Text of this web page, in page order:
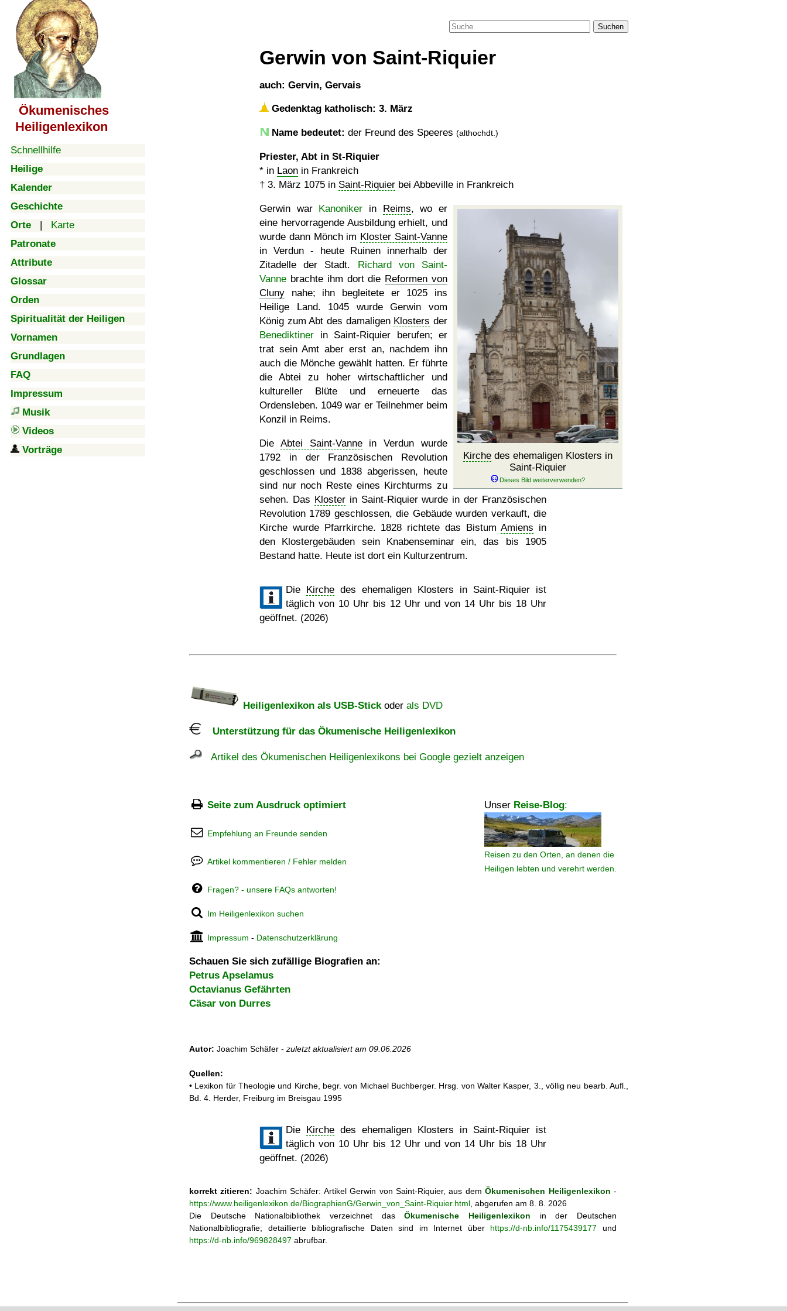
Ökumenisches
Heiligenlexikon
Schnellhilfe
Heilige
Kalender
Geschichte
Orte | Karte
Patronate
Attribute
Glossar
Orden
Spiritualität der Heiligen
Vornamen
Grundlagen
FAQ
Impressum
Musik
Videos
Vorträge
Suchen
Gerwin von Saint-Riquier
auch: Gervin, Gervais
Gedenktag katholisch: 3. März
Name bedeutet: der Freund des Speeres (althochdt.)
Priester, Abt in St-Riquier
* in Laon in Frankreich
† 3. März 1075 in Saint-Riquier bei Abbeville in Frankreich
Kirche des ehemaligen Klosters in
Saint-Riquier
Gerwin war Kanoniker in Reims, wo er
eine hervorragende Ausbildung erhielt, und
wurde dann Mönch im Kloster Saint-Vanne
in Verdun - heute Ruinen innerhalb der
Zitadelle der Stadt. Richard von Saint-
Vanne brachte ihm dort die Reformen von
Cluny nahe; ihn begleitete er 1025 ins
Heilige Land. 1045 wurde Gerwin vom
König zum Abt des damaligen Klosters der
Benediktiner in Saint-Riquier berufen; er
trat sein Amt aber erst an, nachdem ihn
auch die Mönche gewählt hatten. Er führte
die Abtei zu hoher wirtschaftlicher und
kultureller Blüte und erneuerte das
Ordensleben. 1049 war er Teilnehmer beim
Konzil in Reims.
Die Abtei Saint-Vannein Verdun wurde
1792 in der Französischen Revolution
geschlossen und 1838 abgerissen, heute
sind nur noch Reste eines Kirchturms zu
sehen. Das Klosterin Saint-Riquier wurde in der Französischen
Revolution 1789 geschlossen, die Gebäude wurden verkauft, die
Kirche wurde Pfarrkirche. 1828 richtete das BistumAmiens in
den Klostergebäuden sein Knabenseminar ein, das bis 1905
Bestand hatte. Heute ist dort ein Kulturzentrum.
Die Kirche des ehemaligen Klosters in Saint-Riquier ist
täglich von 10 Uhr bis 12 Uhr und von 14 Uhr bis 18 Uhr
geöffnet. (2026)
Heiligenlexikon als USB-Stickoder als DVD
Unterstützung für das Ökumenische Heiligenlexikon
Artikel des Ökumenischen Heiligenlexikons bei Google gezielt anzeigen
Seite zum Ausdruck optimiert Unser Reise-Blog:
Reisen zu den Orten, an denen die
Heiligen lebten und verehrt werden.
Empfehlung an Freunde senden
Artikel kommentieren / Fehler melden
Fragen? - unsere FAQs antworten!
Im Heiligenlexikon suchen
Impressum - Datenschutzerklärung
Schauen Sie sich zufällige Biografien an:
Petrus Apselamus
Octavianus Gefährten
Cäsar von Durres
Autor: Joachim Schäfer - zuletzt aktualisiert am 09.06.2026
Quellen:
• Lexikon für Theologie und Kirche, begr. von Michael Buchberger. Hrsg. von Walter Kasper, 3., völlig neu bearb. Aufl.,
Bd. 4. Herder, Freiburg im Breisgau 1995
Die Kirche des ehemaligen Klosters in Saint-Riquier ist
täglich von 10 Uhr bis 12 Uhr und von 14 Uhr bis 18 Uhr
geöffnet. (2026)
korrekt zitieren: Joachim Schäfer: ArtikelGerwin von Saint-Riquier, aus demÖkumenischen Heiligenlexikon -
https://www.heiligenlexikon.de/BiographienG/Gerwin_von_Saint-Riquier.html , abgerufen am 8. 8. 2026
Die Deutsche Nationalbibliothek verzeichnet dasÖkumenische Heiligenlexikon in der Deutschen
Nationalbibliografie; detaillierte bibliografische Daten sind im Internet über https://d-nb.info/1175439177 und
https://d-nb.info/969828497 abrufbar.